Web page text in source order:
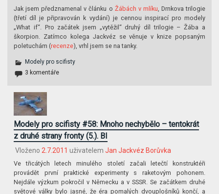
Jak jsem předznamenal v článku o Žábách v mlíku , Drnkova trilogie
(třetí díl je připravován k vydání) je cennou inspirací pro modely
„What if“. Pro začátek jsem „vytěžil“ druhý díl trilogie – Žába a
škorpion. Zatímco kolega Jackvéz se věnuje v knize popsaným
poletuchám (recenze), vrhl jsem se na tanky.
Modely pro scifisty
3 komentáře
Modely pro scifisty #58: Mnoho nechybělo – tentokrát
z druhé strany fronty (5.). BI
Vloženo 2.7.2011 uživatelem Jan Jackvéz Borůvka
Ve třicátých letech minulého století začali letečtí konstruktéři
provádět první praktické experimenty s raketovým pohonem.
Nejdále výzkum pokročil v Německu a v SSSR. Se začátkem druhé
světové války bylo jasné, že éra pomalých dvouplošníků končí, a